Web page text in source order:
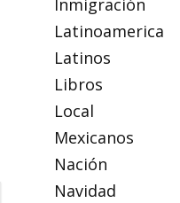
Inmigración
Latinoamerica
Latinos
Libros
Local
Mexicanos
Nación
Navidad